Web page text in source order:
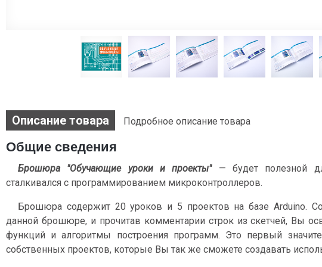
Описание товара Подробное описание товара
Общие сведения
Брошюра "Обучающие уроки и проекты"— будет полезной
сталкивался с программированием микроконтроллеров.
Брошюра содержит 20 уроков и 5 проектов на базе Arduino.
данной брошюре, и прочитав комментарии строк из скетчей, Вы
функций и алгоритмы построения программ. Это первый
собственных проектов, которые Вы так же сможете создавать